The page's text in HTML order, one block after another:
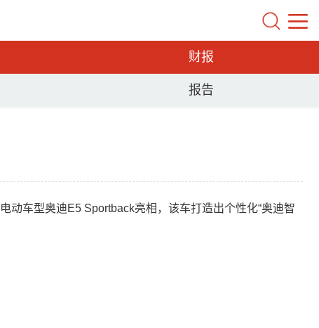
财报
报告
车型奥迪E5 Sportback亮相，该车打造出个性化“奥迪智